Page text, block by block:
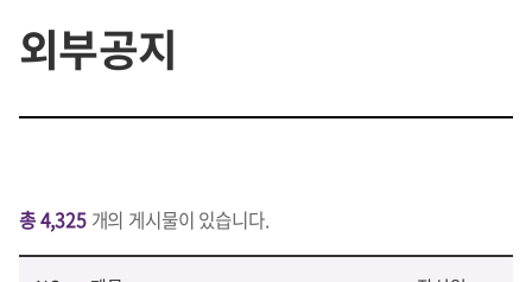
외부공지
총 4,325개의 게시물이 있습니다.